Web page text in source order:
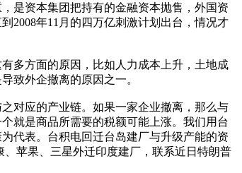
是资本集团把持有的金融资本抛售，外国资
2008年11月的四万亿刺激计划出台，情况才
多方面的原因，比如人力成本上升，土地成
致外企撤离的原因之一。
对应的产业链。如果一家企业撤离，那么与
就是商品所需要的税额可能上涨。我们用台
代表​。台积电回迁台岛建厂与升级产能的​资
苹果、三星外迁印度建厂，联系近日特朗普